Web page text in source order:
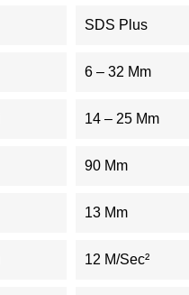
SDS Plus
6 – 32 Mm
14 – 25 Mm
90 Mm
13 Mm
12 M/sec²